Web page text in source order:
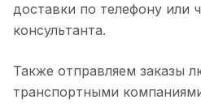
доставки по телефону или
консультанта.
Также отправляем заказы
транспортными